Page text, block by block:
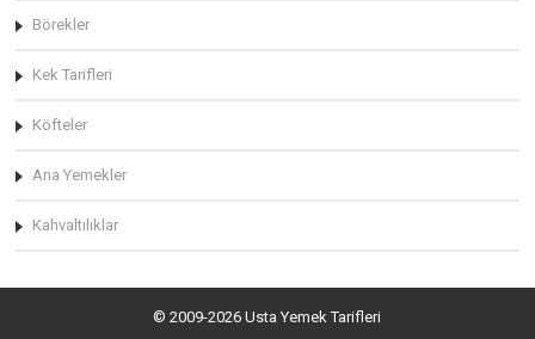
Börekler
Kek Tarifleri
Köfteler
Ana Yemekler
Kahvaltılıklar
© 2009-2026 Usta Yemek Tarifleri